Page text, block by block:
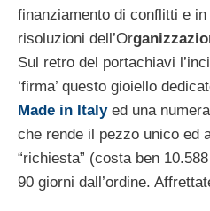
finanziamento di conflitti e
risoluzioni dell’Or
Sul retro del portachiavi
‘firma’ questo gioiello
Made in Italyed una
che rende il pezzo unico ed
“richiesta” (costa ben
90 giorni dall’ordine.